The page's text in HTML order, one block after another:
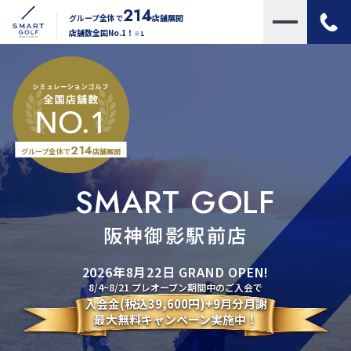
グループ全体で214店舗展開
店舗数全国No.1！ ※1
グループ全体で214店舗展開
SMART GOLF
阪神御影駅前店
2026年8月22日 GRAND OPEN!
8/4~8/21 プレオープン期間中のご入会で
入会金(税込39,600円)+9月分月謝
最大無料キャンペーン実施中！